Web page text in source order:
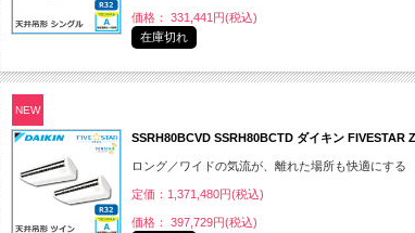
価格： 331,441円(税込)
在庫切れ
NEW
SSRH80BCVD SSRH80BCTD ダイキン FIVESTAR
ロング／ワイドの気流が、離れた場所も快適にする
定価：1,371,480円(税込)
価格： 397,729円(税込)